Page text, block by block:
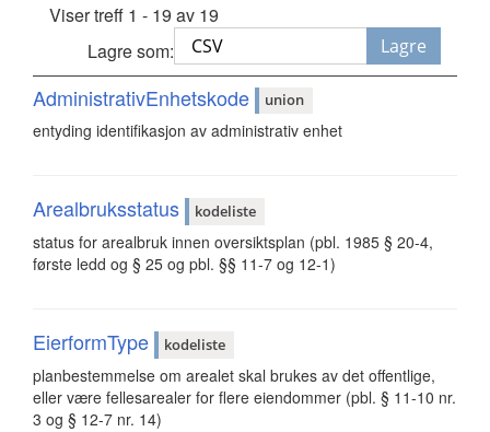
Viser treff 1 - 19 av 19
Lagre som:
Lagre
AdministrativEnhetskode union
entyding identifikasjon av administrativ enhet
Arealbruksstatus kodeliste
status for arealbruk innen oversiktsplan (pbl. 1985 § 20-4,
første ledd og § 25 og pbl. §§ 11-7 og 12-1)
EierformType kodeliste
planbestemmelse om arealet skal brukes av det offentlige,
eller være fellesarealer for flere eiendommer (pbl. § 11-10 nr.
3 og § 12-7 nr. 14)